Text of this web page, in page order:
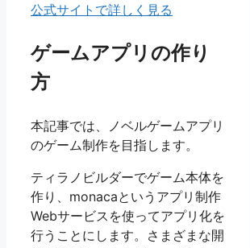
公式サイトで詳しく見る
ゲームアプリの作り
方
本記事では、ノベルゲームアプリ
のゲーム制作を目指します。
ティラノビルダーでゲーム本体を
作り、monacaというアプリ制作
Webサービスを使ってアプリ化を
行うことにします。さまざまな開